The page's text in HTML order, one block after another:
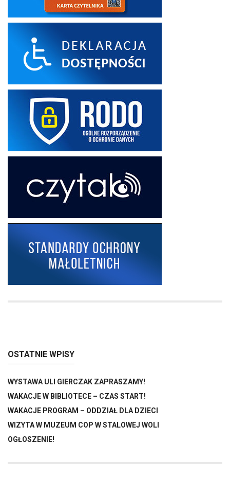
OSTATNIE WPISY
WYSTAWA ULI GIERCZAK ZAPRASZAMY!
WAKACJE W BIBLIOTECE – CZAS START!
WAKACJE PROGRAM – ODDZIAŁ DLA DZIECI
WIZYTA W MUZEUM COP W STALOWEJ WOLI
OGŁOSZENIE!